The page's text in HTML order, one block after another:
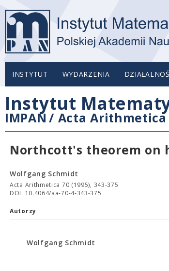
INSTYTUT WYDARZENIA
Instytut
IMPAN / Acta Arithmetica
Northcott's theorem on
Wolfgang Schmidt
Acta Arithmetica 70 (1995), 343-375
DOI: 10.4064/aa-70-4-343-375
Autorzy
Wolfgang Schmidt